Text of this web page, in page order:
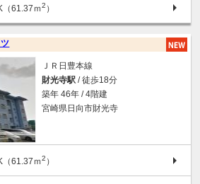
61.37ｍ2 ）
ＪＲ日豊本線
財光寺駅 / 徒歩18分
築年 46年 / 4階建
宮崎県日向市財光寺
61.37ｍ2 ）